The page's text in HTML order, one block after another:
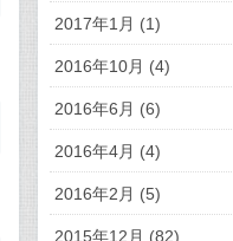
2017年1月 (1)
2016年10月 (4)
2016年6月 (6)
2016年4月 (4)
2016年2月 (5)
2015年12月 (82)